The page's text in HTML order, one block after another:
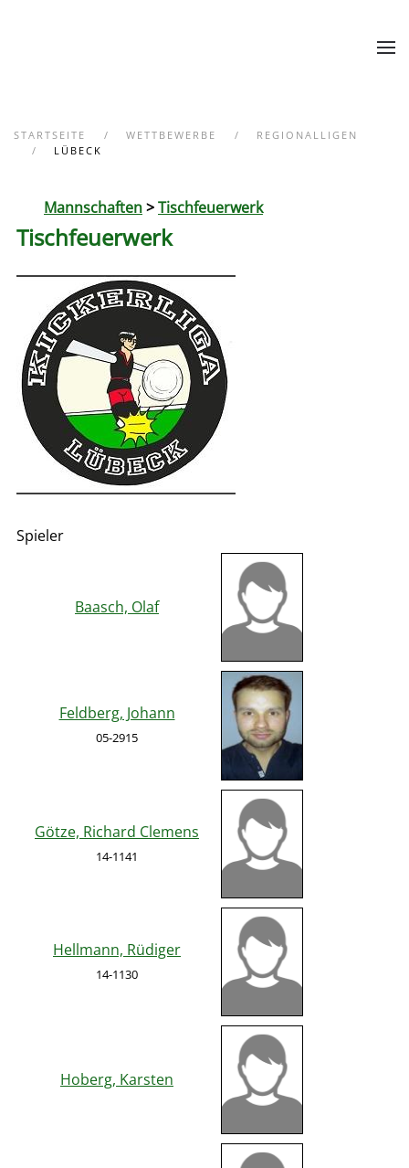
STARTSEITE WETTBEWERBE
REGIONALLIGEN
LÜBECK
Mannschaften>Tischfeuerwerk
Tischfeuerwerk
Spieler
Baasch, Olaf
Feldberg, Johann
05-2915
Götze, Richard Clemens
14-1141
Hellmann, Rüdiger
14-1130
Hoberg, Karsten